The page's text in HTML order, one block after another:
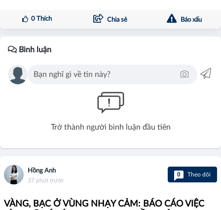
0Thích Chia sẻ Báo xấu
Bình luận
Trở thành người bình luận đầu tiên
Hồng Anh
37 phút trước
0 Theo dõi
VÀNG, BẠC Ở VÙNG NHẠY CẢM: BÁO CÁO VIỆC